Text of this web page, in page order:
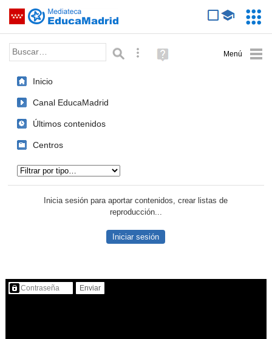
Saltar navegación
Palabra o frase: Búsqueda avanzada
Ayuda
(en
Inicio
Canal EducaMadrid
Últimos contenidos
Centros
Inicia sesión para aportar contenidos, crear listas de
reproducción...
Iniciar sesión
Contenido protegido…